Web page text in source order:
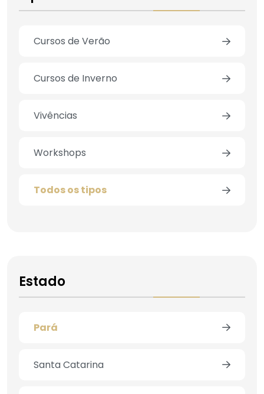
Cursos de Verão
Cursos de Inverno
Vivências
Workshops
Todos os tipos
Estado
Pará
Santa Catarina